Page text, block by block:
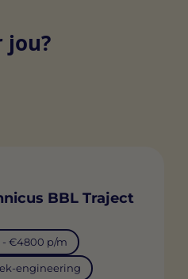
jou?
BBL Traject
€4800 p/m
engineering